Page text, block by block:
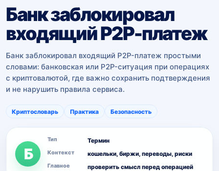
Банк заблокировал
входящий P2P-платеж
Банк заблокировал входящий P2P-платеж простыми
словами: банковская или P2P-ситуация при операциях
с криптовалютой, где важно сохранить подтверждения
и не нарушить правила сервиса.
Криптословарь Практика Безопасность
Б
Тип Термин
Контекст кошельки, биржи, переводы, риски
Главное проверить смысл перед операцией